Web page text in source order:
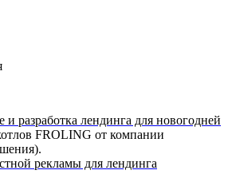
и разработка лендинга для новогодней
FROLING от компании
рекламы для лендинга